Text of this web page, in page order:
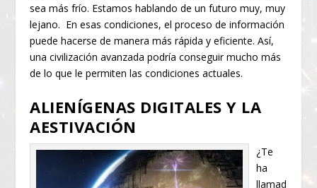
sea más frío. Estamos hablando de un futuro muy, muy
lejano. En esas condiciones, el proceso de información
puede hacerse de manera más rápida y eficiente. Así,
una civilización avanzada podría conseguir mucho más
de lo que le permiten las condiciones actuales.
ALIENÍGENAS DIGITALES Y LA
AESTIVACIÓN
¿Te
ha
llamad